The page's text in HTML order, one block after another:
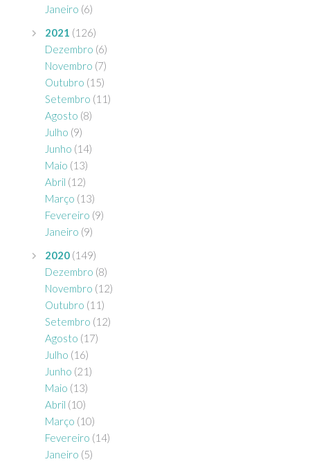
Janeiro (6)
2021 (126)
Dezembro (6)
Novembro (7)
Outubro (15)
Setembro (11)
Agosto (8)
Julho (9)
Junho (14)
Maio (13)
Abril (12)
Março (13)
Fevereiro (9)
Janeiro (9)
2020 (149)
Dezembro (8)
Novembro (12)
Outubro (11)
Setembro (12)
Agosto (17)
Julho (16)
Junho (21)
Maio (13)
Abril (10)
Março (10)
Fevereiro (14)
Janeiro (5)